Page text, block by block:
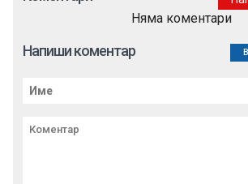
Няма коментари
Напиши коментар